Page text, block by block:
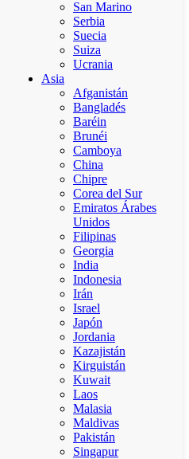
San Marino
Serbia
Suecia
Suiza
Ucrania
Asia
Afganistán
Bangladés
Baréin
Brunéi
Camboya
China
Chipre
Corea del Sur
Emiratos Árabes
Unidos
Filipinas
Georgia
India
Indonesia
Irán
Israel
Japón
Jordania
Kazajistán
Kirguistán
Kuwait
Laos
Malasia
Maldivas
Pakistán
Singapur